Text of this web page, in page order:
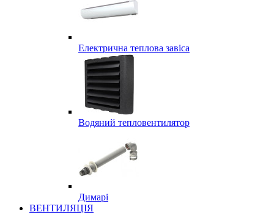
Електрична теплова завіса
Водяний тепловентилятор
Димарі
ВЕНТИЛЯЦІЯ